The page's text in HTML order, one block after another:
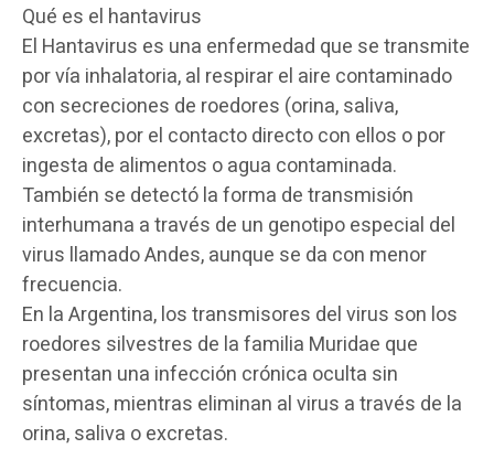
Qué es el hantavirus
El Hantavirus es una enfermedad que se transmite
por vía inhalatoria, al respirar el aire contaminado
con secreciones de roedores (orina, saliva,
excretas), por el contacto directo con ellos o por
ingesta de alimentos o agua contaminada.
También se detectó la forma de transmisión
interhumana a través de un genotipo especial del
virus llamado Andes, aunque se da con menor
frecuencia.
En la Argentina, los transmisores del virus son los
roedores silvestres de la familia Muridae que
presentan una infección crónica oculta sin
síntomas, mientras eliminan al virus a través de la
orina, saliva o excretas.